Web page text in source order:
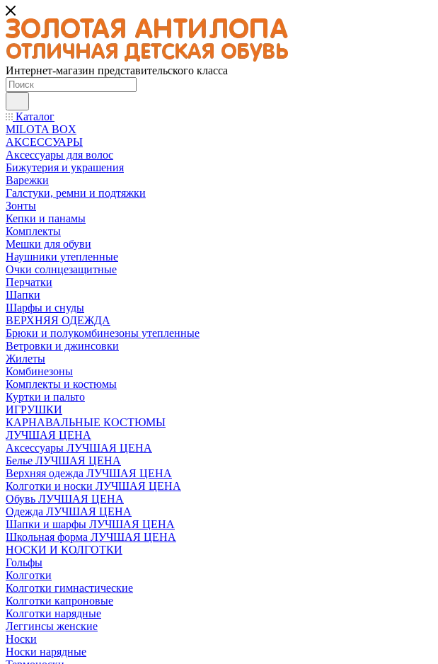
Интернет-магазин представительского класса
Каталог
MILOTA BOX
АКСЕССУАРЫ
Аксессуары для волос
Бижутерия и украшения
Варежки
Галстуки, ремни и подтяжки
Зонты
Кепки и панамы
Комплекты
Мешки для обуви
Наушники утепленные
Очки солнцезащитные
Перчатки
Шапки
Шарфы и снуды
ВЕРХНЯЯ ОДЕЖДА
Брюки и полукомбинезоны утепленные
Ветровки и джинсовки
Жилеты
Комбинезоны
Комплекты и костюмы
Куртки и пальто
ИГРУШКИ
КАРНАВАЛЬНЫЕ КОСТЮМЫ
ЛУЧШАЯ ЦЕНА
Аксессуары ЛУЧШАЯ ЦЕНА
Белье ЛУЧШАЯ ЦЕНА
Верхняя одежда ЛУЧШАЯ ЦЕНА
Колготки и носки ЛУЧШАЯ ЦЕНА
Обувь ЛУЧШАЯ ЦЕНА
Одежда ЛУЧШАЯ ЦЕНА
Шапки и шарфы ЛУЧШАЯ ЦЕНА
Школьная форма ЛУЧШАЯ ЦЕНА
НОСКИ И КОЛГОТКИ
Гольфы
Колготки
Колготки гимнастические
Колготки капроновые
Колготки нарядные
Леггинсы женские
Носки
Носки нарядные